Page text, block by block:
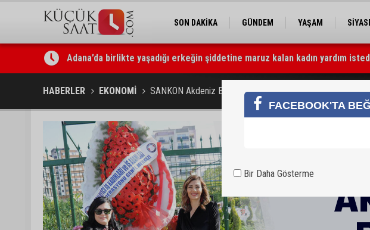
SON DAKİKA GÜNDEM YAŞAM
Adana’da birlikte yaşadığı erkeğin şiddetine maruz kalan kadın yardım istedi
Adana’da özel bir sergi: “Damla’nın Fırçası” sanatseverlerle buluştu
HABERLER EKONOMİ SANKON Akdeniz Bölge Başkanlığına Dilek Cankoy atandı
FACEBOOK'TA
Bir Daha Gösterme